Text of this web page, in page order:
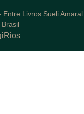
Livros Sueli Amaral